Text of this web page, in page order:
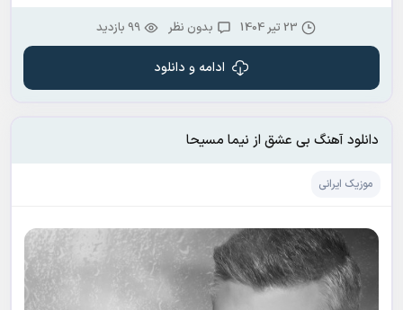
23 تیر 1404 بدون نظر 99 بازدید
ادامه و دانلود
دانلود آهنگ بی عشق از نیما مسیحا
موزیک ایرانی